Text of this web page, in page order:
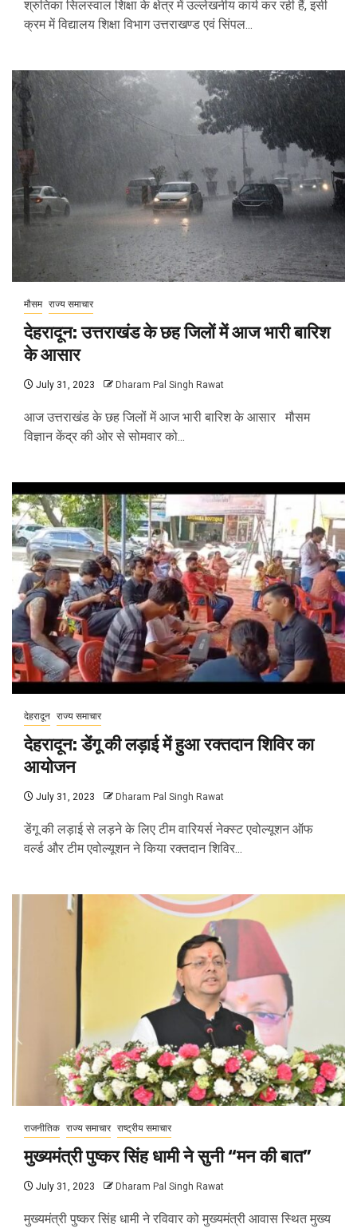
श्रुतिका सिलस्वाल शिक्षा के क्षेत्र में उल्लेखनीय कार्य कर रही हैं, इसी
क्रम में विद्यालय शिक्षा विभाग उत्तराखण्ड एवं सिंपल...
मौसम राज्य समाचार
देहरादून: उत्तराखंड के छह जिलों में आज भारी बारिश
के आसार
July 31, 2023 Dharam Pal Singh Rawat
आज उत्तराखंड के छह जिलों में आज भारी बारिश के आसार मौसम
विज्ञान केंद्र की ओर से सोमवार को...
देहरादून राज्य समाचार
देहरादून: डेंगू की लड़ाई में हुआ रक्तदान शिविर का
आयोजन
July 31, 2023 Dharam Pal Singh Rawat
डेंगू की लड़ाई से लड़ने के लिए टीम वारियर्स नेक्स्ट एवोल्यूशन ऑफ
वर्ल्ड और टीम एवोल्यूशन ने किया रक्तदान शिविर...
राजनीतिक राज्य समाचार राष्ट्रीय समाचार
मुख्यमंत्री पुष्कर सिंह धामी ने सुनी “मन की बात”
July 31, 2023 Dharam Pal Singh Rawat
मुख्यमंत्री पुष्कर सिंह धामी ने रविवार को मुख्यमंत्री आवास स्थित मुख्य